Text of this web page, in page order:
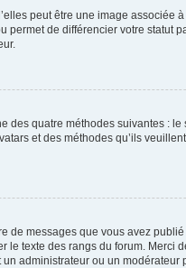
peut être une image
de différencier votre statut
quatre méthodes suivantes :
et des méthodes qu’ils
de messages que vous avez
texte des rangs du forum. Merci
administrateur ou un